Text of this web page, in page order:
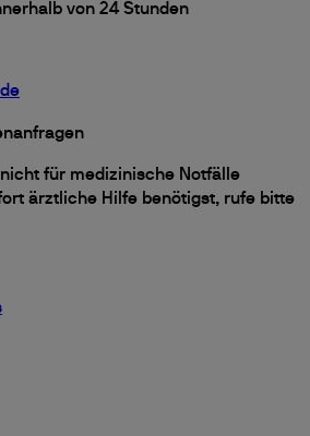
von 24 Stunden
für medizinische Notfälle
ärztliche Hilfe benötigst, rufe bitte